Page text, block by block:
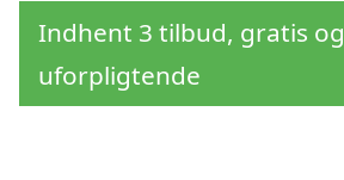
Indhent 3 tilbud, gratis og
uforpligtende